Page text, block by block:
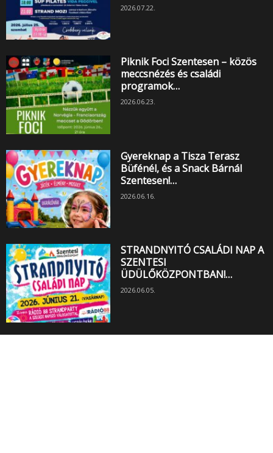
2026.07.22.
Piknik Foci Szentesen – közös
meccsnézés és családi
programok…
2026.06.23.
Gyereknap a Tisza Terasz
Büfénél, és a Snack Bárnál
Szentesen!…
2026.06.16.
STRANDNYITÓ CSALÁDI NAP A
SZENTESI
ÜDÜLŐKÖZPONTBAN!…
2026.06.05.